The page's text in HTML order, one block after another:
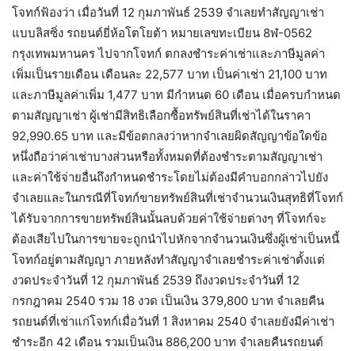
โจทก์ฟ้องว่า เมื่อวันที่ 12 กุมภาพันธ์ 2539 จำเลยทำสัญญาเช่า
แบบลิสซิ่ง รถยนต์ยี่ห้อโตโยต้า หมายเลขทะเบียน 8ฬ-0562
กรุงเทพมหานคร ไปจากโจทก์ ตกลงชำระค่าเช่าและภาษีมูลค่า
เพิ่มเป็นรายเดือน เดือนละ 22,577 บาท เป็นค่าเช่า 21,100 บาท
และภาษีมูลค่าเพิ่ม 1,477 บาท มีกำหนด 60 เดือน เมื่อครบกำหนด
ตามสัญญาเช่า ผู้เช่ามีสิทธิเลือกซื้อทรัพย์สินที่เช่าได้ในราคา
92,990.65 บาท และมีข้อตกลงว่าหากจำเลยผิดสัญญาข้อใดข้อ
หนึ่งถือว่าค่าเช่าบางส่วนหรือทั้งหมดที่ต้องชำระตามสัญญาเช่า
และค่าใช้จ่ายอื่นถึงกำหนดชำระโดยไม่ต้องมีคำบอกกล่าวไปยัง
จำเลยและในกรณีที่โจทก์ขายทรัพย์สินที่เช่าจำนวนเงินสุทธิที่โจทก์
ได้รับจากการขายทรัพย์สินนั้นลบด้วยค่าใช้จ่ายต่างๆ ที่โจทก์จะ
ต้องเสียไปในการขายจะถูกนำไปหักจากจำนวนเงินซึ่งผู้เช่าเป็นหนี้
โจทก์อยู่ตามสัญญา ภายหลังทำสัญญาจำเลยชำระค่าเช่าตั้งแต่
งวดประจำวันที่ 12 กุมภาพันธ์ 2539 ถึงงวดประจำวันที่ 12
กรกฎาคม 2540 รวม 18 งวด เป็นเงิน 379,800 บาท จำเลยคืน
รถยนต์ที่เช่าแก่โจทก์เมื่อวันที่ 1 สิงหาคม 2540 จำเลยยังมีค่าเช่า
ชำระอีก 42 เดือน รวมเป็นเงิน 886,200 บาท จำเลยคืนรถยนต์